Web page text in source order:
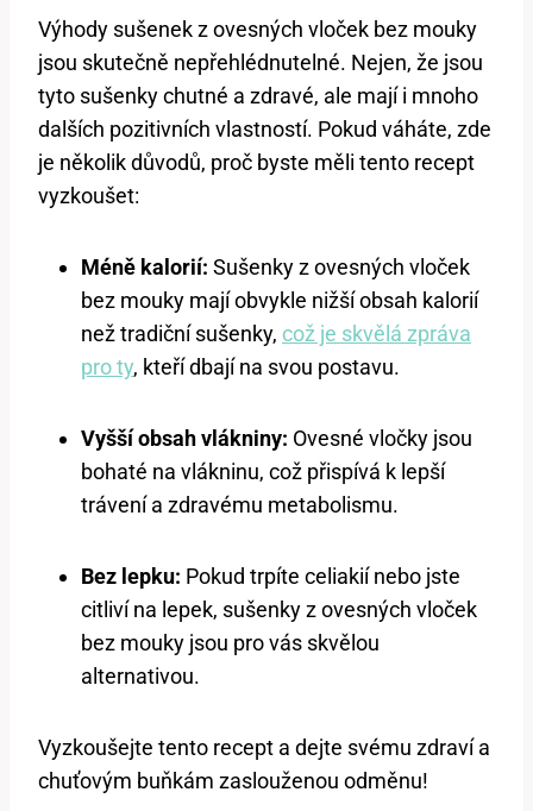
Výhody sušenek z ovesných vloček bez mouky
jsou skutečně nepřehlédnutelné. Nejen, že jsou
tyto sušenky chutné a zdravé, ale mají i mnoho
dalších pozitivních vlastností. Pokud váháte, zde
je několik důvodů, proč byste měli tento recept
vyzkoušet:
Méně kalorií: Sušenky z ovesných vloček
bez mouky mají obvykle nižší obsah kalorií
než tradiční sušenky, což je skvělá zpráva
pro ty, kteří dbají na svou postavu.
Vyšší obsah vlákniny: Ovesné vločky jsou
bohaté na vlákninu, což přispívá k lepší
trávení a zdravému metabolismu.
Bez lepku: Pokud trpíte celiakií nebo jste
citliví na lepek, sušenky z ovesných vloček
bez mouky jsou pro vás skvělou
alternativou.
Vyzkoušejte tento recept a dejte svému zdraví a
chuťovým buňkám zaslouženou odměnu!